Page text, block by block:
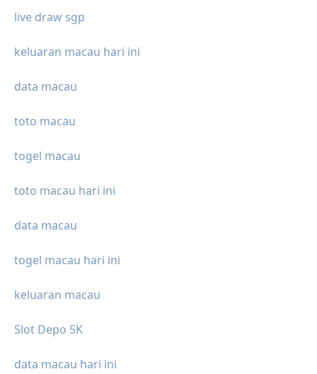
live draw sgp
keluaran macau hari ini
data macau
toto macau
togel macau
toto macau hari ini
data macau
togel macau hari ini
keluaran macau
Slot Depo 5K
data macau hari ini